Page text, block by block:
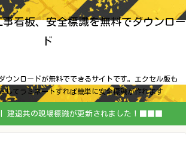
看板、安全標識を無料でダウンロー
ド
ウンロードが無料でできるサイトです。エクセル版も
してラミネートすれば簡単に安全標識が作れます
退共の現場標識が更新されました！■■■